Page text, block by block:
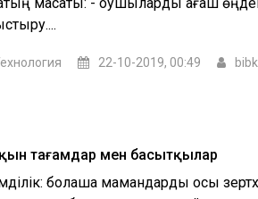
22-10-2019, 00:49
тағамдар мен басытқылар
болашақ мамандарды осы